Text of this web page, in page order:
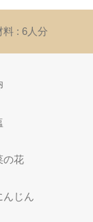
料 : 6人分
の花
んじん